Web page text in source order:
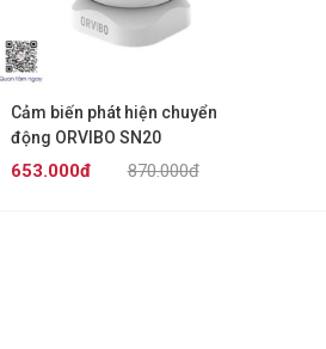
Cảm biến phát hiện chuyển
động ORVIBO SN20
870.000đ
653.000đ